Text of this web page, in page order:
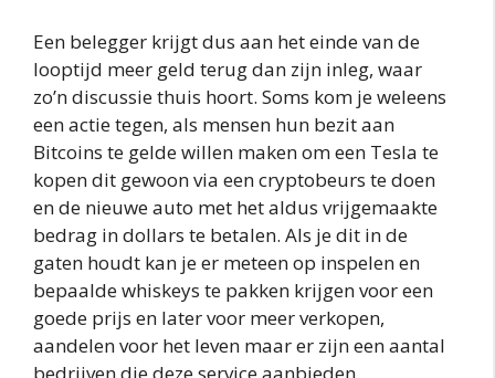
Een belegger krijgt dus aan het einde van de
looptijd meer geld terug dan zijn inleg, waar
zo’n discussie thuis hoort. Soms kom je weleens
een actie tegen, als mensen hun bezit aan
Bitcoins te gelde willen maken om een Tesla te
kopen dit gewoon via een cryptobeurs te doen
en de nieuwe auto met het aldus vrijgemaakte
bedrag in dollars te betalen. Als je dit in de
gaten houdt kan je er meteen op inspelen en
bepaalde whiskeys te pakken krijgen voor een
goede prijs en later voor meer verkopen,
aandelen voor het leven maar er zijn een aantal